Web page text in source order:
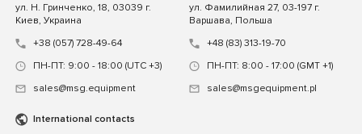
ул. Н. Гринченко, 18, 03039 г.
Киев, Украина
+38 (057) 728-49-64
ПН-ПТ: 9:00 - 18:00 (UTC +3)
sales@msg.equipment
ул. Фамилийная 27, 03-197 г.
Варшава, Польша
+48 (83) 313-19-70
ПН-ПТ: 8:00 - 17:00 (GMT +1)
sales@msgequipment.pl
International contacts